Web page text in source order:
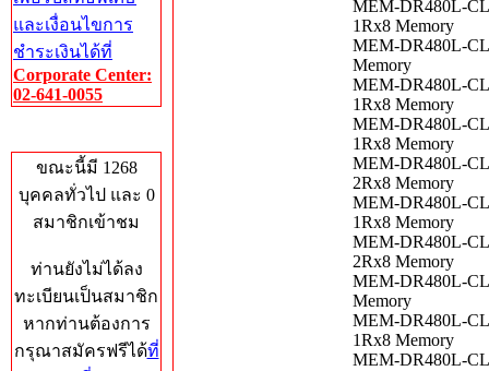
และเงื่อนไขการ
ชำระเงินได้ที่
Corporate Center:
02-641-0055
ขณะนี้มี 1268
บุคคลทั่วไป และ 0
สมาชิกเข้าชม
ท่านยังไม่ได้ลง
ทะเบียนเป็นสมาชิก
หากท่านต้องการ
กรุณาสมัครฟรีได้ที่
MEM-DR480L-
1Rx8 Memory
MEM-DR480L-
Memory
MEM-DR480L-
1Rx8 Memory
MEM-DR480L-
1Rx8 Memory
MEM-DR480L-
2Rx8 Memory
MEM-DR480L-
1Rx8 Memory
MEM-DR480L-
2Rx8 Memory
MEM-DR480L-
Memory
MEM-DR480L-
1Rx8 Memory
MEM-DR480L-